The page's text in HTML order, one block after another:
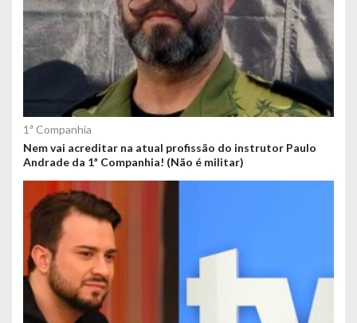
1ª Companhia
Nem vai acreditar na atual profissão do instrutor Paulo
Andrade da 1ª Companhia! (Não é militar)